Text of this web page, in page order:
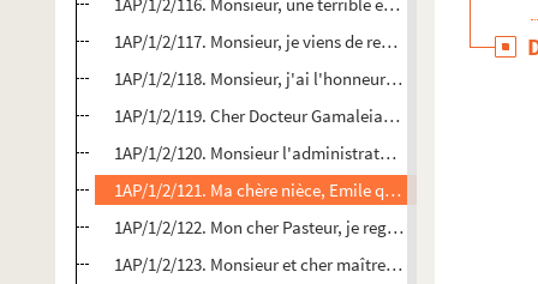
1AP/1/2/117. Monsieur, je viens de recevoir de M.Sonnet
1AP/1/2/118. Monsieur, j'ai l'honneur de vous prier de
1AP/1/2/119. Cher Docteur Gamaleia, J'ai prié Mr le Dr
1AP/1/2/120. Monsieur l'administrateur, quand j'eus
1AP/1/2/121. Ma chère nièce, Emile qui arrive de
1AP/1/2/122. Mon cher Pasteur, je regrette bien de ne
1AP/1/2/123. Monsieur et cher maître, sur l'ordre de